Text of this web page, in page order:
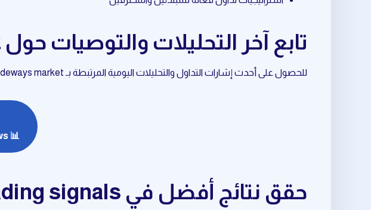
تابع آخر التحليلات والتوصيات حول sideways market
للحصول على أحدث إشارات التداول والتحليلات اليومية المرتبطة بـ sideways market، تابع قناة الأخبار الخاصة بنا:
📊 SmartChartX News
حقق نتائج أفضل في stock trading signals المرتبط بـ sideways market